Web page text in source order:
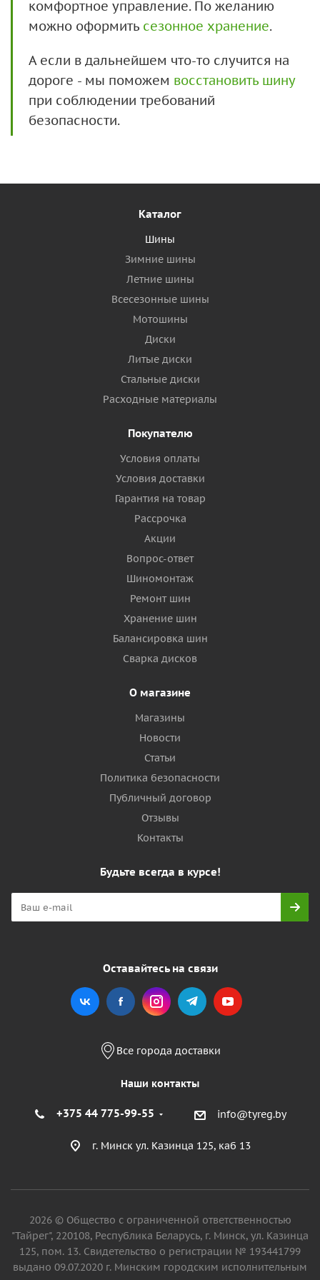
комфортное управление. По желанию
можно оформить сезонное хранение.
А если в дальнейшем что-то случится на
дороге - мы поможем восстановить шину
при соблюдении требований
безопасности.
Каталог
Шины
Зимние шины
Летние шины
Всесезонные шины
Мотошины
Диски
Литые диски
Стальные диски
Расходные материалы
Покупателю
Условия оплаты
Условия доставки
Гарантия на товар
Рассрочка
Акции
Вопрос-ответ
Шиномонтаж
Ремонт шин
Хранение шин
Балансировка шин
Сварка дисков
О магазине
Магазины
Новости
Статьи
Политика безопасности
Публичный договор
Отзывы
Контакты
Будьте всегда в курсе!
Оставайтесь на связи
Все города доставки
Наши контакты
+375 44 775-99-55 info@tyreg.by
г. Минск ул. Казинца 125, каб 13
2026 © Общество с ограниченной ответственностью
"Тайрег", 220108, Республика Беларусь, г. Минск, ул. Казинца
125, пом. 13. Свидетельство о регистрации № 193441799
выдано 09.07.2020 г. Минским городским исполнительным